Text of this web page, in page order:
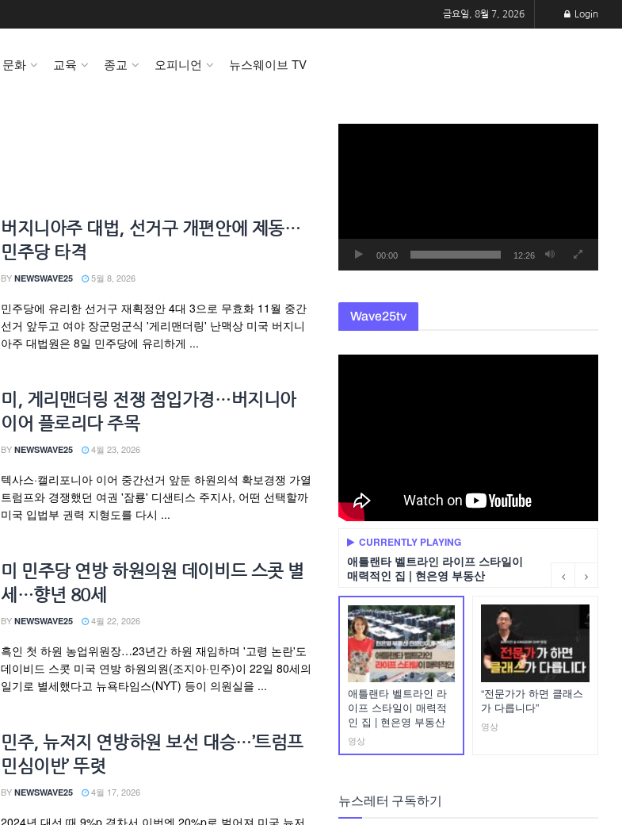
금요일, 8월 7, 2026 Login
문화 교육 종교 오피니언 뉴스웨이브 TV
버지니아주 대법, 선거구 개편안에 제동…
민주당 타격
BY NEWSWAVE25 5월 8, 2026
민주당에 유리한 선거구 재획정안 4대 3으로 무효화 11월 중간
선거 앞두고 여야 장군멍군식 '게리맨더링' 난맥상 미국 버지니
아주 대법원은 8일 민주당에 유리하게 ...
미, 게리맨더링 전쟁 점입가경…버지니아
이어 플로리다 주목
BY NEWSWAVE25 4월 23, 2026
텍사스·캘리포니아 이어 중간선거 앞둔 하원의석 확보경쟁 가열
트럼프와 경쟁했던 여권 '잠룡' 디샌티스 주지사, 어떤 선택할까
미국 입법부 권력 지형도를 다시 ...
미 민주당 연방 하원의원 데이비드 스콧 별
세…향년 80세
BY NEWSWAVE25 4월 22, 2026
흑인 첫 하원 농업위원장…23년간 하원 재임하며 '고령 논란'도
데이비드 스콧 미국 연방 하원의원(조지아·민주)이 22일 80세의
일기로 별세했다고 뉴욕타임스(NYT) 등이 의원실을 ...
민주, 뉴저지 연방하원 보선 대승…’트럼프
민심이반’ 뚜렷
BY NEWSWAVE25 4월 17, 2026
2024년 대선 때 9%p 격차서 이번엔 20%p로 벌어져 미국 뉴저
00:00 12:26
Wave25tv
CURRENTLY PLAYING
애틀랜타 벨트라인 라이프 스타일이
매력적인 집 | 현은영 부동산
애틀랜타 벨트라인 라
이프 스타일이 매력적
인 집 | 현은영 부동산
영상
“전문가가 하면 클래스
가 다릅니다”
영상
뉴스레터 구독하기